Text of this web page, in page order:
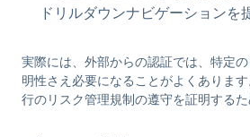
ドリルダウンナビゲーションを
実際には、外部からの認証では、特定
明性さえ必要になることがよくありま
行のリスク管理規制の遵守を証明するた